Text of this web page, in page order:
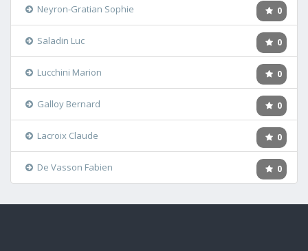
0
Neyron-Gratian Sophie
0
Saladin Luc
0
Lucchini Marion
0
Galloy Bernard
0
Lacroix Claude
0
De Vasson Fabien